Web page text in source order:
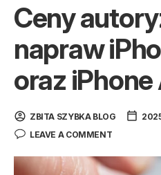
Ceny
napraw
oraz iPhone
ZBITA SZYBKA BLOG
LEAVE A COMMENT